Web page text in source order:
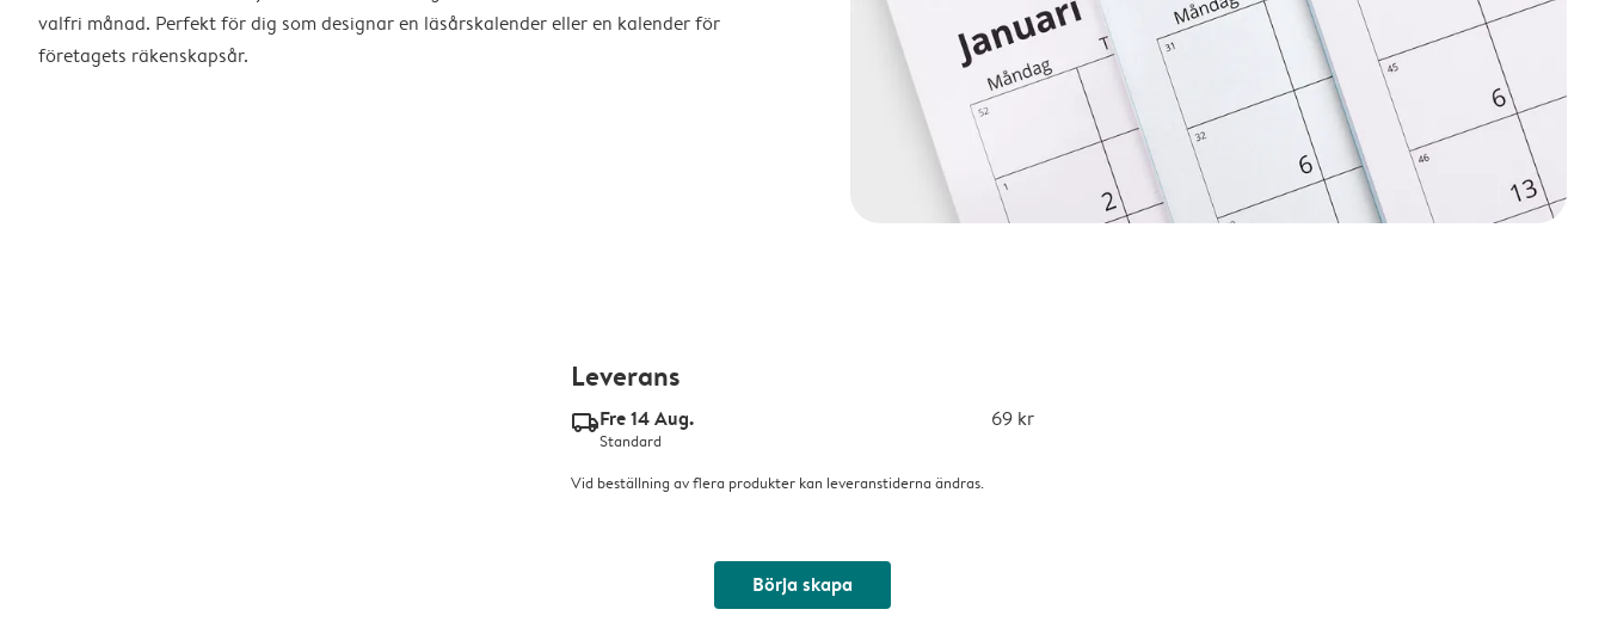
valfri månad. Perfekt för dig som designar en läsårskalender eller en kalender för
företagets räkenskapsår.
Leverans
delivery_standard_v2Fre 14 Aug. 69 kr
Standard
Vid beställning av flera produkter kan leveranstiderna ändras.
Börja skapa